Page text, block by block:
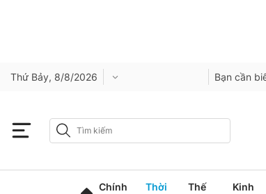
Thứ Bảy, 8/8/2026 Bạn cần
Chính
Thời
Thế
Kinh